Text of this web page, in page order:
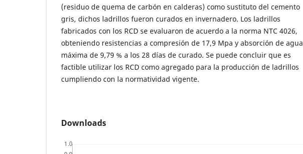
(residuo de quema de carbón en calderas) como sustituto del cemento
gris, dichos ladrillos fueron curados en invernadero. Los ladrillos
fabricados con los RCD se evaluaron de acuerdo a la norma NTC 4026,
obteniendo resistencias a compresión de 17,9 Mpa y absorción de agua
máxima de 9,79 % a los 28 días de curado. Se puede concluir que es
factible utilizar los RCD como agregado para la producción de ladrillos
cumpliendo con la normatividad vigente.
Downloads